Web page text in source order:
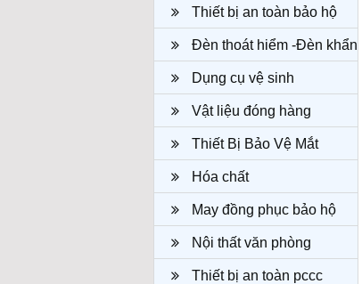
Thiết bị an toàn bảo hộ
Đèn thoát hiểm -Đèn khẩn
cấpDụng cụ vệ sinh
Vật liệu đóng hàng
Thiết Bị Bảo Vệ Mắt
Hóa chất
May đồng phục bảo hộ
công tyNội thất văn phòng
Thiết bị an toàn pccc